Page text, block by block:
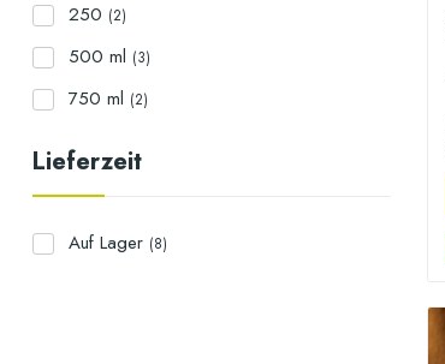
250 (2)
500 ml (3)
750 ml (2)
Lieferzeit
Auf Lager (8)